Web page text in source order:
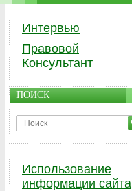
Интервью
Правовой
Консультант
ПОИСК
Использование
информации сайта